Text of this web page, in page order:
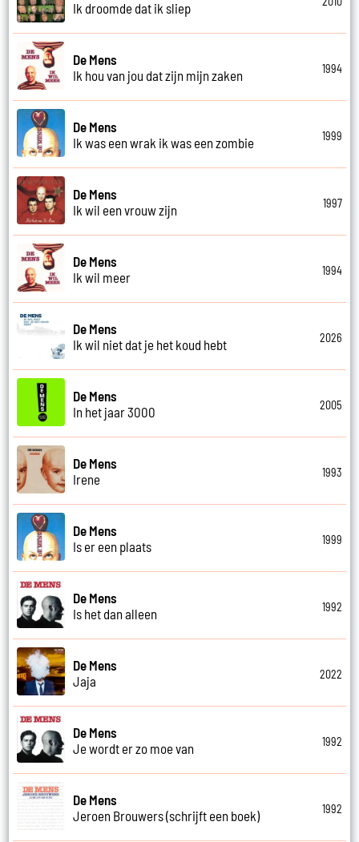
Ik droomde dat ik sliep
De Mens
Ik hou van jou dat zijn mijn zaken
1994
De Mens
Ik was een wrak ik was een zombie
1999
De Mens
Ik wil een vrouw zijn
1997
De Mens
Ik wil meer
1994
De Mens
Ik wil niet dat je het koud hebt
2026
De Mens
In het jaar 3000
2005
De Mens
Irene
1993
De Mens
Is er een plaats
1999
De Mens
Is het dan alleen
1992
De Mens
Jaja
2022
De Mens
Je wordt er zo moe van
1992
De Mens
Jeroen Brouwers (schrijft een boek)
1992